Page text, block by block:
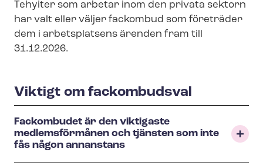
Tehyiter som arbetar inom den privata sektorn
har valt eller väljer fackombud som företräder
dem i arbetsplatsens ärenden fram till
31.12.2026.
Viktigt om fackombudsval
Fackombudet är den viktigaste
medlemsförmånen och tjänsten som inte
fås någon annanstans